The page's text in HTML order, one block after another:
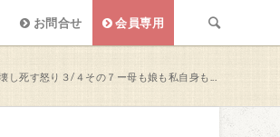
お問合せ 会員専用
死す怒り３/４その７ー母も娘も私自身も...